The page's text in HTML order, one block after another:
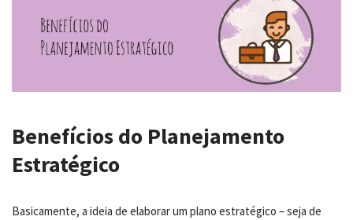
Benefícios do Planejamento
Estratégico
Basicamente, a ideia de elaborar um plano estratégico – seja de